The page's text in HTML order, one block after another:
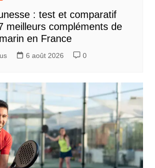
: test et comparatif
meilleurs compléments de
en France
6 août 2026 0